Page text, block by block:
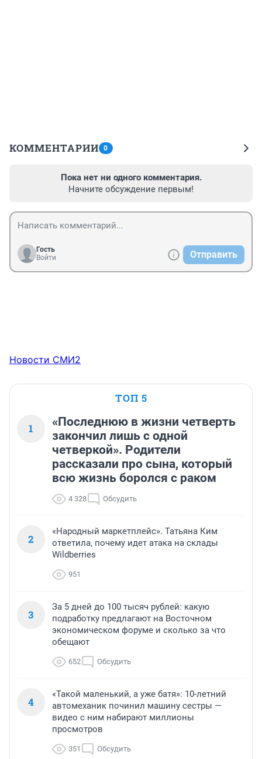
КОММЕНТАРИИ 0
Пока нет ни одного комментария.
Начните обсуждение первым!
Гость
Войти
Отправить
Новости СМИ2
ТОП 5
1
«Последнюю в жизни четверть
закончил лишь с одной
четверкой». Родители
рассказали про сына, который
всю жизнь боролся с раком
4 328 Обсудить
2
«Народный маркетплейс». Татьяна Ким
ответила, почему идет атака на склады
Wildberries
951
3
За 5 дней до 100 тысяч рублей: какую
подработку предлагают на Восточном
экономическом форуме и сколько за что
обещают
652 Обсудить
4
«Такой маленький, а уже батя»: 10-летний
автомеханик починил машину сестры —
видео с ним набирают миллионы
просмотров
351 Обсудить